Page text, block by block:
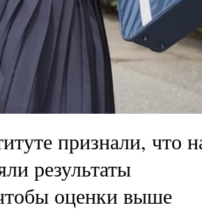
признали, что
результаты
оценки выше